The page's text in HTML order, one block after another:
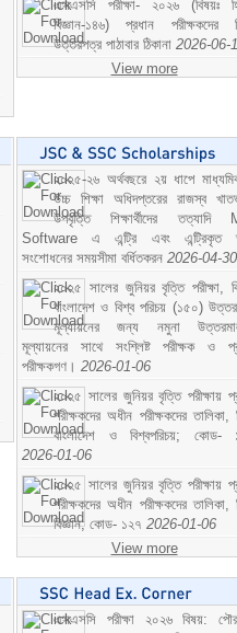
এসএসসি পরীক্ষা- ২০২৬ (বিষয়ঃ
বিজ্ঞান-১৪৬) প্রধান পরীক্ষকদের
উত্তরপত্র পাঠাবার ঠিকানা 2026-06-
View more
২০২৫-২৬ অর্থবছরে ২য় ধাপে
উচ্চ শিক্ষা অধিদপ্তরের রাজস্ব
উপবৃত্তি শিক্ষার্থীদের তত্যাদি
Software এ এন্ট্রি এবং এন্ট্রিকৃত
সংশোধনের সময়সীমা বর্ধিতকরন 2026-04-30
২০২৫ সালের জুনিয়র বৃত্তি পরীক্ষা,
বাংলাদেশ ও বিশ্ব পরিচয় (১৫০)
মূল্যায়নের জন্য নমুনা
মূল্যায়নের সাথে সংশ্লিষ্ট পরীক্ষক ও
পরীক্ষকগণ। 2026-01-06
২০২৫ সালের জুনিয়র বৃত্তি পরীক্ষায়
পরীক্ষকদের অধীন পরীক্ষকদের তালিকা,
বাংলাদেশ ও বিশ্বপরিচয়; কোড-
2026-01-06
২০২৫ সালের জুনিয়র বৃত্তি পরীক্ষায়
পরীক্ষকদের অধীন পরীক্ষকদের তালিকা,
বিজ্ঞান; কোড- ১২৭ 2026-01-06
View more
এসএসসি পরীক্ষা ২০২৬ বিষয়: